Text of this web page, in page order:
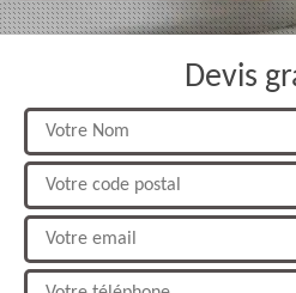
Devis